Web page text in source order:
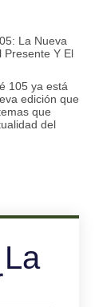
La Nueva
Presente Y El
105 ya está
edición que
que
del